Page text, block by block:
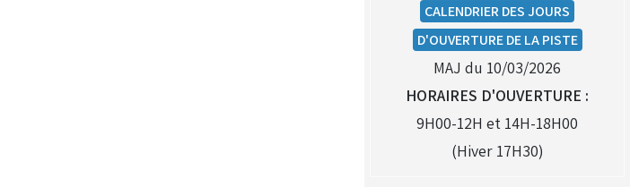
CALENDRIER DES JOURS
D'OUVERTURE DE LA PISTE
MAJ du 10/03/2026
HORAIRES D'OUVERTURE :
9H00-12H et 14H-18H00
(Hiver 17H30)